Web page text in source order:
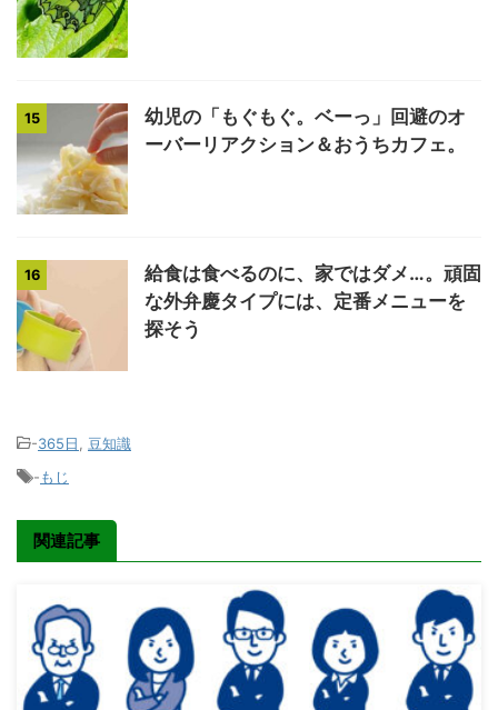
15
幼児の「もぐもぐ。ベーっ」回避のオ
ーバーリアクション＆おうちカフェ。
16
給食は食べるのに、家ではダメ…。頑固
な外弁慶タイプには、定番メニューを
探そう
-365日
豆知識
-もじ
関連記事